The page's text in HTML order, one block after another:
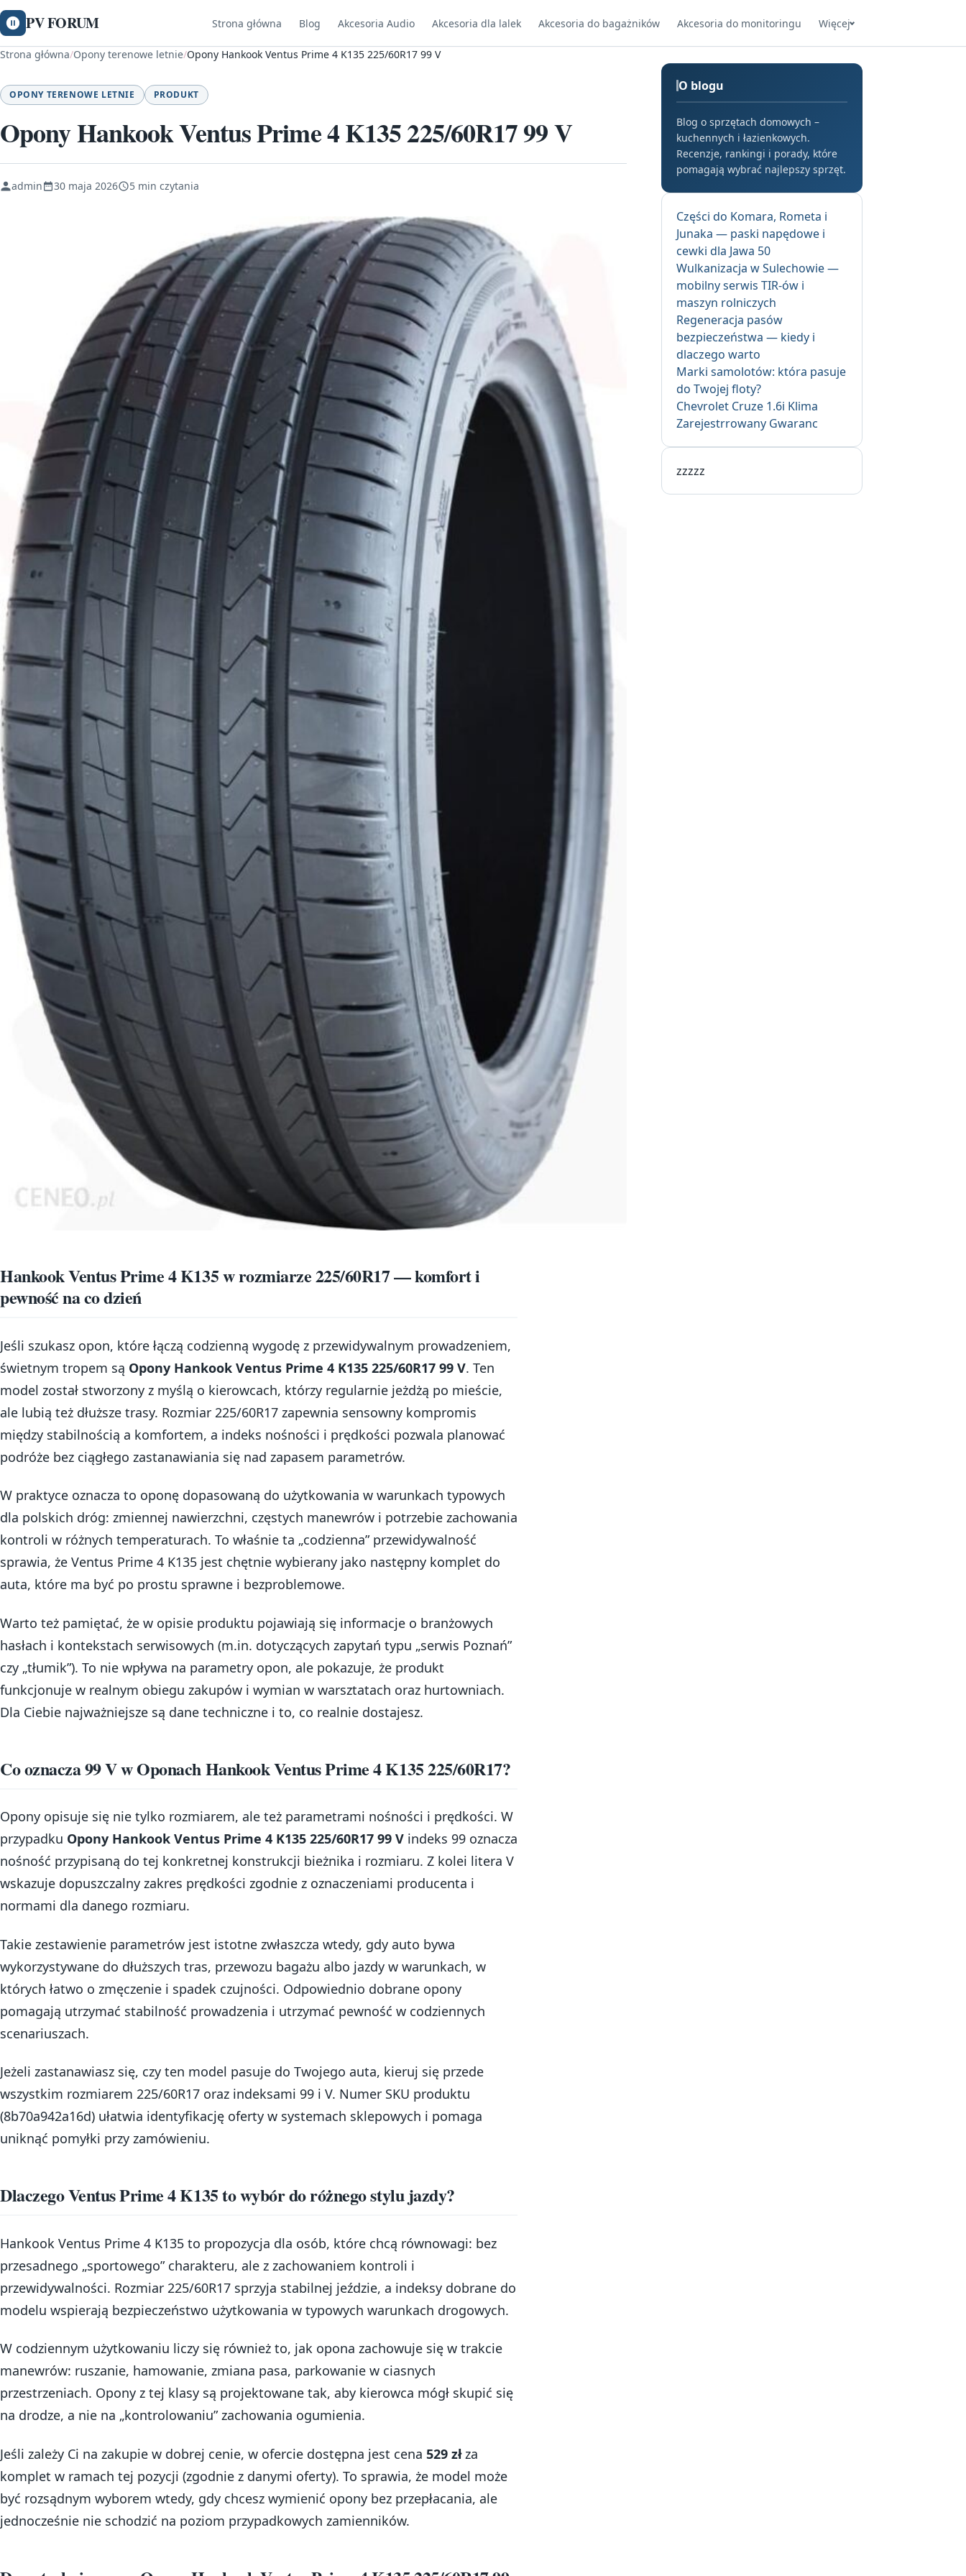
PV FORUM Strona główna Blog Akcesoria Audio Akcesoria dla lalek Akcesoria do bagażników Akcesoria do monitoringu Więcej
Strona główna/Opony terenowe letnie/Opony Hankook Ventus Prime 4 K135 225/60R17 99 V
OPONY TERENOWE LETNIE PRODUKT
Opony Hankook Ventus Prime 4 K135 225/60R17 99 V
admin 30 maja 2026 5 min czytania
Hankook Ventus Prime 4 K135 w rozmiarze 225/60R17 — komfort i
pewność na co dzień
Jeśli szukasz opon, które łączą codzienną wygodę z przewidywalnym prowadzeniem,
świetnym tropem są Opony Hankook Ventus Prime 4 K135 225/60R17 99 V. Ten
model został stworzony z myślą o kierowcach, którzy regularnie jeżdżą po mieście,
ale lubią też dłuższe trasy. Rozmiar 225/60R17 zapewnia sensowny kompromis
między stabilnością a komfortem, a indeks nośności i prędkości pozwala planować
podróże bez ciągłego zastanawiania się nad zapasem parametrów.
W praktyce oznacza to oponę dopasowaną do użytkowania w warunkach typowych
dla polskich dróg: zmiennej nawierzchni, częstych manewrów i potrzebie zachowania
kontroli w różnych temperaturach. To właśnie ta „codzienna” przewidywalność
sprawia, że Ventus Prime 4 K135 jest chętnie wybierany jako następny komplet do
auta, które ma być po prostu sprawne i bezproblemowe.
Warto też pamiętać, że w opisie produktu pojawiają się informacje o branżowych
hasłach i kontekstach serwisowych (m.in. dotyczących zapytań typu „serwis Poznań”
czy „tłumik”). To nie wpływa na parametry opon, ale pokazuje, że produkt
funkcjonuje w realnym obiegu zakupów i wymian w warsztatach oraz hurtowniach.
Dla Ciebie najważniejsze są dane techniczne i to, co realnie dostajesz.
Co oznacza 99 V w Oponach Hankook Ventus Prime 4 K135 225/60R17?
Opony opisuje się nie tylko rozmiarem, ale też parametrami nośności i prędkości. W
przypadku Opony Hankook Ventus Prime 4 K135 225/60R17 99 V indeks 99 oznacza
nośność przypisaną do tej konkretnej konstrukcji bieżnika i rozmiaru. Z kolei litera V
wskazuje dopuszczalny zakres prędkości zgodnie z oznaczeniami producenta i
normami dla danego rozmiaru.
Takie zestawienie parametrów jest istotne zwłaszcza wtedy, gdy auto bywa
wykorzystywane do dłuższych tras, przewozu bagażu albo jazdy w warunkach, w
których łatwo o zmęczenie i spadek czujności. Odpowiednio dobrane opony
pomagają utrzymać stabilność prowadzenia i utrzymać pewność w codziennych
scenariuszach.
Jeżeli zastanawiasz się, czy ten model pasuje do Twojego auta, kieruj się przede
wszystkim rozmiarem 225/60R17 oraz indeksami 99 i V. Numer SKU produktu
(8b70a942a16d) ułatwia identyfikację oferty w systemach sklepowych i pomaga
uniknąć pomyłki przy zamówieniu.
Dlaczego Ventus Prime 4 K135 to wybór do różnego stylu jazdy?
Hankook Ventus Prime 4 K135 to propozycja dla osób, które chcą równowagi: bez
przesadnego „sportowego” charakteru, ale z zachowaniem kontroli i
przewidywalności. Rozmiar 225/60R17 sprzyja stabilnej jeździe, a indeksy dobrane do
modelu wspierają bezpieczeństwo użytkowania w typowych warunkach drogowych.
W codziennym użytkowaniu liczy się również to, jak opona zachowuje się w trakcie
manewrów: ruszanie, hamowanie, zmiana pasa, parkowanie w ciasnych
przestrzeniach. Opony z tej klasy są projektowane tak, aby kierowca mógł skupić się
na drodze, a nie na „kontrolowaniu” zachowania ogumienia.
Jeśli zależy Ci na zakupie w dobrej cenie, w ofercie dostępna jest cena 529 złza
komplet w ramach tej pozycji (zgodnie z danymi oferty). To sprawia, że model może
być rozsądnym wyborem wtedy, gdy chcesz wymienić opony bez przepłacania, ale
jednocześnie nie schodzić na poziom przypadkowych zamienników.
O blogu
Blog o sprzętach domowych –
kuchennych i łazienkowych.
Recenzje, rankingi i porady, które
pomagają wybrać najlepszy sprzęt.
Części do Komara, Rometa i
Junaka — paski napędowe i
cewki dla Jawa 50
Wulkanizacja w Sulechowie —
mobilny serwis TIR-ów i
maszyn rolniczych
Regeneracja pasów
bezpieczeństwa — kiedy i
dlaczego warto
Marki samolotów: która pasuje
do Twojej floty?
Chevrolet Cruze 1.6i Klima
Zarejestrrowany Gwaranc
zzzzz